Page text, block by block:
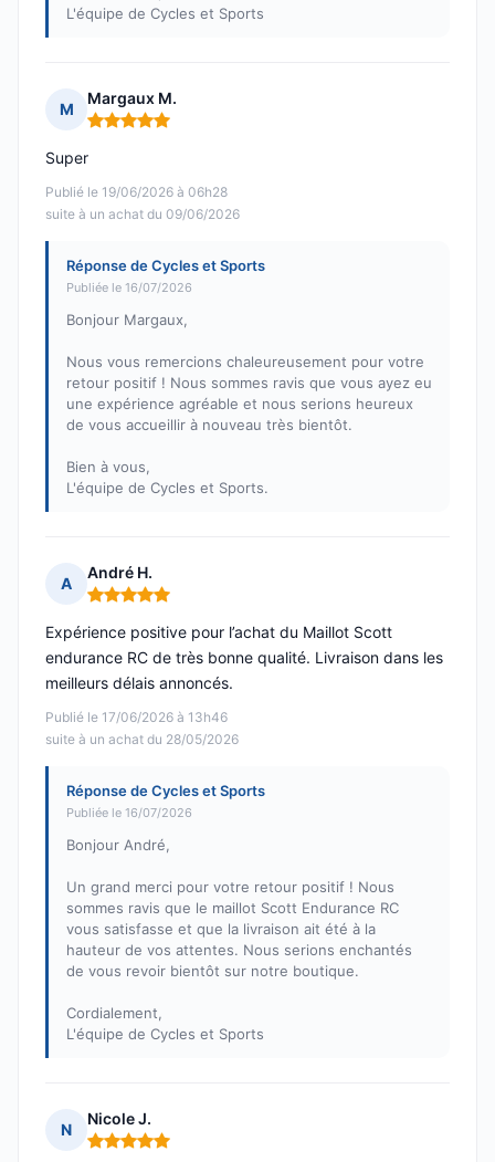
L'équipe de Cycles et Sports
M
Margaux M.
Note : 5 sur 5
Publié le 19/06/2026 à 06h28
suite à un achat du 09/06/2026
Super
Réponse de Cycles et Sports
Publiée le 16/07/2026
Bonjour Margaux,
Nous vous remercions chaleureusement pour votre
retour positif ! Nous sommes ravis que vous ayez eu
une expérience agréable et nous serions heureux
de vous accueillir à nouveau très bientôt.
Bien à vous,
L'équipe de Cycles et Sports.
A
André H.
Note : 5 sur 5
Publié le 17/06/2026 à 13h46
suite à un achat du 28/05/2026
Expérience positive pour l’achat du Maillot Scott
endurance RC de très bonne qualité. Livraison dans les
meilleurs délais annoncés.
Réponse de Cycles et Sports
Publiée le 16/07/2026
Bonjour André,
Un grand merci pour votre retour positif ! Nous
sommes ravis que le maillot Scott Endurance RC
vous satisfasse et que la livraison ait été à la
hauteur de vos attentes. Nous serions enchantés
de vous revoir bientôt sur notre boutique.
Cordialement,
L'équipe de Cycles et Sports
N
Nicole J.
Note : 5 sur 5